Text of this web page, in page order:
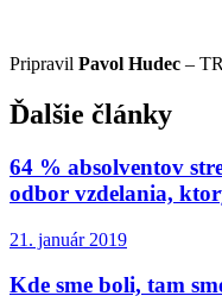
Pripravil Pavol Hudec –
Ďalšie články
64 % absolventov
odbor vzdelania,
21. január 2019
Kde sme boli, tam